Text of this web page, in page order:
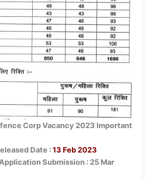
Corp Vacancy 2023 Important
Date :13 Feb 2023
Submission : 25 Mar